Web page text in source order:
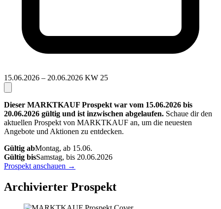
15.06.2026 – 20.06.2026 KW 25
Dieser MARKTKAUF Prospekt war vom 15.06.2026 bis
20.06.2026 gültig und ist inzwischen abgelaufen. Schaue dir den
aktuellen Prospekt von MARKTKAUF an, um die neuesten
Angebote und Aktionen zu entdecken.
Gültig abMontag, ab 15.06.
Gültig bisSamstag, bis 20.06.2026
Prospekt anschauen →
Archivierter Prospekt